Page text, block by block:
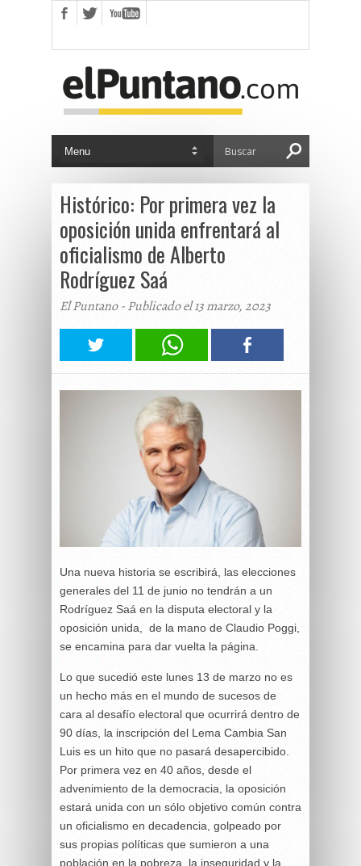
Histórico: Por primera vez la
oposición unida enfrentará al
oficialismo de Alberto
Rodríguez Saá
El Puntano - Publicado el 13 marzo, 2023
Una nueva historia se escribirá, las elecciones
generales del 11 de junio no tendrán a un
Rodríguez Saá en la disputa electoral y la
oposición unida, de la mano de Claudio Poggi,
se encamina para dar vuelta la página.
Lo que sucedió este lunes 13 de marzo no es
un hecho más en el mundo de sucesos de
cara al desafío electoral que ocurrirá dentro de
90 días, la inscripción del Lema Cambia San
Luis es un hito que no pasará desapercibido.
Por primera vez en 40 años, desde el
advenimiento de la democracia, la oposición
estará unida con un sólo objetivo común contra
un oficialismo en decadencia, golpeado por
sus propias políticas que sumieron a una
población en la pobreza, la inseguridad y la